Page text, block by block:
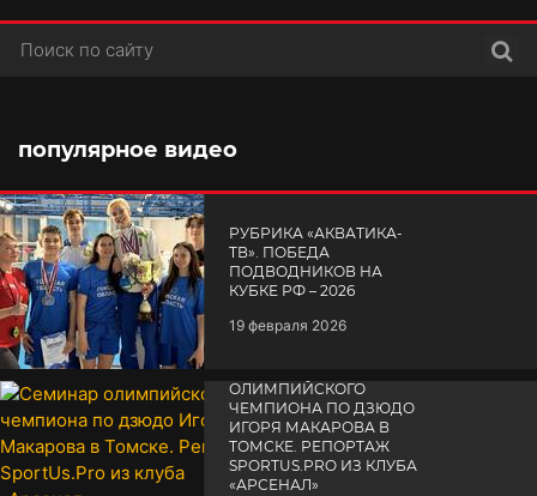
популярное видео
РУБРИКА «АКВАТИКА-
TВ». ПОБЕДА
ПОДВОДНИКОВ НА
КУБКЕ РФ – 2026
19 февраля 2026
ОЛИМПИЙСКОГО
ЧЕМПИОНА ПО ДЗЮДО
ИГОРЯ МАКАРОВА В
ТОМСКЕ. РЕПОРТАЖ
SPORTUS.PRO ИЗ КЛУБА
«АРСЕНАЛ»